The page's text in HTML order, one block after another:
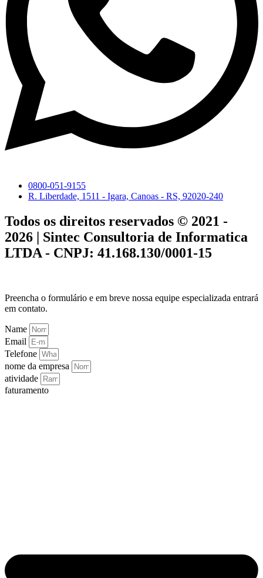
0800-051-9155
R. Liberdade, 1511 - Igara, Canoas - RS, 92020-240
Todos os direitos reservados © 2021 -
2026 | Sintec Consultoria de Informatica
LTDA - CNPJ: 41.168.130/0001-15
Preencha o formulário e em breve nossa equipe especializada entrará
em contato.
Name
Email
Telefone
nome da empresa
atividade
faturamento